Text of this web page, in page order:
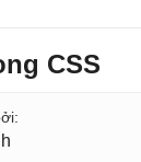
CSS